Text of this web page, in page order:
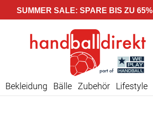
SUMMER SALE: SPARE BIS ZU 65%
Bekleidung Bälle Zubehör Lifestyle